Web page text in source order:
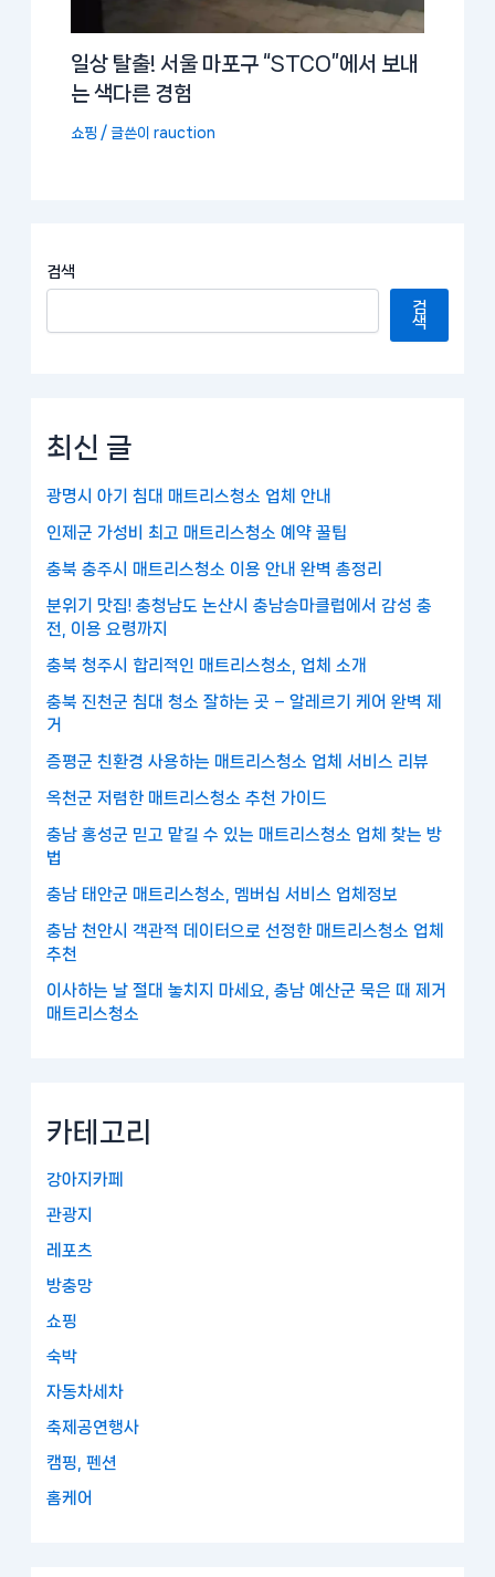
일상 탈출! 서울 마포구 “STCO”에서 보내
는 색다른 경험
쇼핑 / 글쓴이rauction
검색
검
색
최신 글
광명시 아기 침대 매트리스청소 업체 안내
인제군 가성비 최고 매트리스청소 예약 꿀팁
충북 충주시 매트리스청소 이용 안내 완벽 총정리
분위기 맛집! 충청남도 논산시 충남승마클럽에서 감성 충
전, 이용 요령까지
충북 청주시 합리적인 매트리스청소, 업체 소개
충북 진천군 침대 청소 잘하는 곳 – 알레르기 케어 완벽 제
거
증평군 친환경 사용하는 매트리스청소 업체 서비스 리뷰
옥천군 저렴한 매트리스청소 추천 가이드
충남 홍성군 믿고 맡길 수 있는 매트리스청소 업체 찾는 방
법
충남 태안군 매트리스청소, 멤버십 서비스 업체정보
충남 천안시 객관적 데이터으로 선정한 매트리스청소 업체
추천
이사하는 날 절대 놓치지 마세요, 충남 예산군 묵은 때 제거
매트리스청소
카테고리
강아지카페
관광지
레포츠
방충망
쇼핑
숙박
자동차세차
축제공연행사
캠핑, 펜션
홈케어